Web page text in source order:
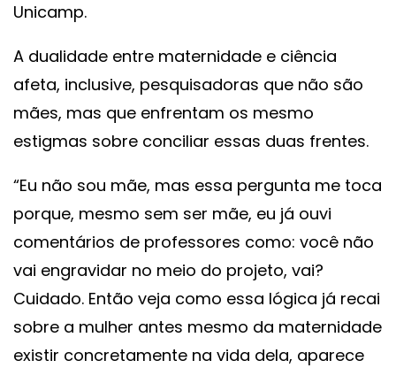
Unicamp.
A dualidade entre maternidade e ciência
afeta, inclusive, pesquisadoras que não são
mães, mas que enfrentam os mesmo
estigmas sobre conciliar essas duas frentes.
“Eu não sou mãe, mas essa pergunta me toca
porque, mesmo sem ser mãe, eu já ouvi
comentários de professores como: você não
vai engravidar no meio do projeto, vai?
Cuidado. Então veja como essa lógica já recai
sobre a mulher antes mesmo da maternidade
existir concretamente na vida dela, aparece